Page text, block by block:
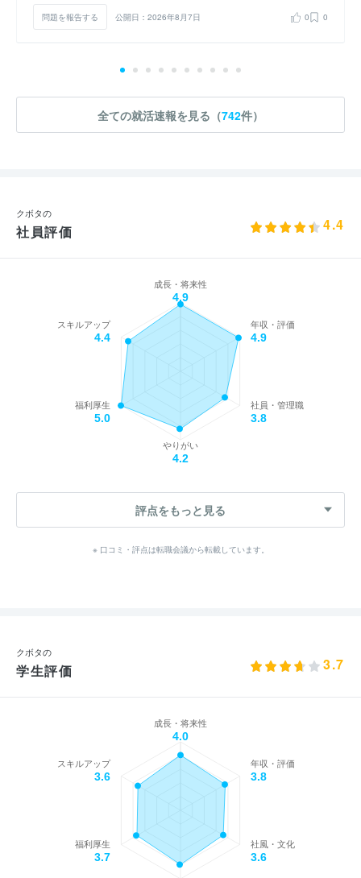
問題を報告する 公開日：2026年8月7日 0 0
全ての就活速報を見る（742件）
クボタの
社員評価 4.4
成長・将来性
4.9
年収・評価
4.9
社員・管理職
3.8
やりがい
4.2
福利厚生
5.0
スキルアップ
4.4
評点をもっと見る
※ 口コミ・評点は転職会議から転載しています。
クボタの
学生評価 3.7
成長・将来性
4.0
年収・評価
3.8
社風・文化
3.6
福利厚生
3.7
スキルアップ
3.6